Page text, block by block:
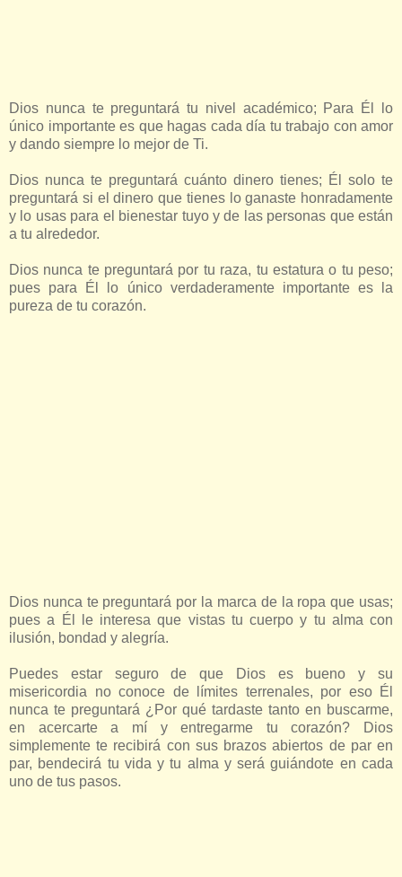
Dios nunca te preguntará tu nivel académico; Para Él lo
único importante es que hagas cada día tu trabajo con amor
y dando siempre lo mejor de Ti.
Dios nunca te preguntará cuánto dinero tienes; Él solo te
preguntará si el dinero que tienes lo ganaste honradamente
y lo usas para el bienestar tuyo y de las personas que están
a tu alrededor.
Dios nunca te preguntará por tu raza, tu estatura o tu peso;
pues para Él lo único verdaderamente importante es la
pureza de tu corazón.
Dios nunca te preguntará por la marca de la ropa que usas;
pues a Él le interesa que vistas tu cuerpo y tu alma con
ilusión, bondad y alegría.
Puedes estar seguro de que Dios es bueno y su
misericordia no conoce de límites terrenales, por eso Él
nunca te preguntará ¿Por qué tardaste tanto en buscarme,
en acercarte a mí y entregarme tu corazón? Dios
simplemente te recibirá con sus brazos abiertos de par en
par, bendecirá tu vida y tu alma y será guiándote en cada
uno de tus pasos.